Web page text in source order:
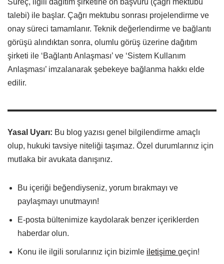
talebi) ile başlar. Çağrı mektubu sonrası projelendirme ve
onay süreci tamamlanır. Teknik değerlendirme ve bağlantı
görüşü alındıktan sonra, olumlu görüş üzerine dağıtım
şirketi ile ‘Bağlantı Anlaşması’ ve ‘Sistem Kullanım
Anlaşması’ imzalanarak şebekeye bağlanma hakkı elde
edilir.
Yasal Uyarı: Bu blog yazısı genel bilgilendirme amaçlı
olup, hukuki tavsiye niteliği taşımaz. Özel durumlarınız için
mutlaka bir avukata danışınız.
Bu içeriği beğendiyseniz, yorum bırakmayı ve
paylaşmayı unutmayın!
E-posta bültenimize kaydolarak benzer içeriklerden
haberdar olun.
Konu ile ilgili sorularınız için bizimle iletişime geçin!